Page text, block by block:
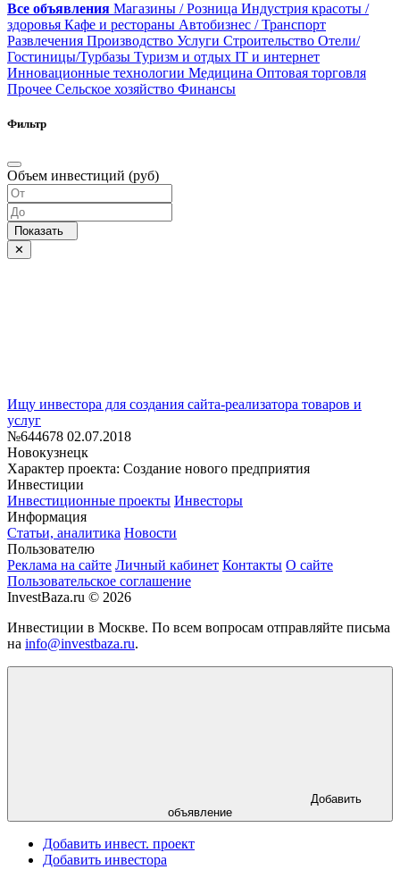
Все объявления Магазины / Розница Индустрия красоты /
здоровья Кафе и рестораны Автобизнес / Транспорт
Развлечения Производство Услуги Строительство Отели/
Гостиницы/Турбазы Туризм и отдых IT и интернет
Инновационные технологии Медицина Оптовая торговля
Прочее Сельское хозяйство Финансы
Фильтр
Объем инвестиций (руб)
Ищу инвестора для создания сайта-реализатора товаров и
услуг
№644678 02.07.2018
Новокузнецк
Характер проекта: Создание нового предприятия
Инвестиции
Инвестиционные проекты Инвесторы
Информация
Статьи, аналитика Новости
Пользователю
Реклама на сайте Личный кабинет Контакты О сайте
Пользовательское соглашение
InvestBaza.ru © 2026
Инвестиции в Москве. По всем вопросам отправляйте письма
на info@investbaza.ru.
Добавить
объявление
Добавить инвест. проект
Добавить инвестора